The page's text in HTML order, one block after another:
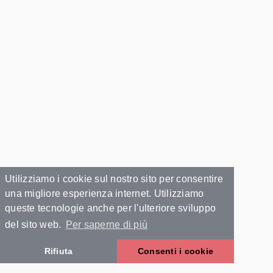
Utilizziamo i cookie sul nostro sito per consentire
una migliore esperienza internet. Utilizziamo
queste tecnologie anche per l'ulteriore sviluppo
del sito web.
Per saperne di più
Rifiuta Consenti i cookie